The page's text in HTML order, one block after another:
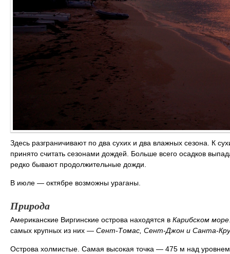
Здесь разграничивают по два сухих и два влажных сезона. К
принято считать сезонами дождей. Больше всего осадков
редко бывают продолжительные дожди.
В июле ― октябре возможны ураганы.
Природа
Американские Виргинские острова находятся в Карибском море
самых крупных из них ― Сент-Томас, Сент-Джон и Санта-
Острова холмистые. Самая высокая точка — 475 м над